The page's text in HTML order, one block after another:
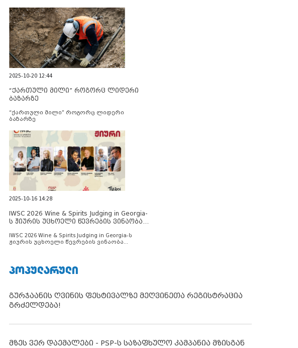
2025-10-20 12:44
“ქართული მილი” როგორც ლიდერი
ბაზარზე
“ქართული მილი” როგორც ლიდერი
ბაზარზე
2025-10-16 14:28
IWSC 2026 Wine & Spirits Judging in Georgia-
ს ჟიურის უცხოელი წევრების ვინაობა
IWSC 2026 Wine & Spirits Judging in Georgia-ს
ჟიურის უცხოელი წევრების ვინაობა
ᲞᲝᲞᲣᲚᲐᲠᲣᲚᲘ
გურჯაანის ღვინის ფესტივალზე მეღვინეთა რეგისტრაცია
გრძელდება!
მზეს ვერ დაემალები - PSP-ს საზაფხულო კამპანია მზისგან